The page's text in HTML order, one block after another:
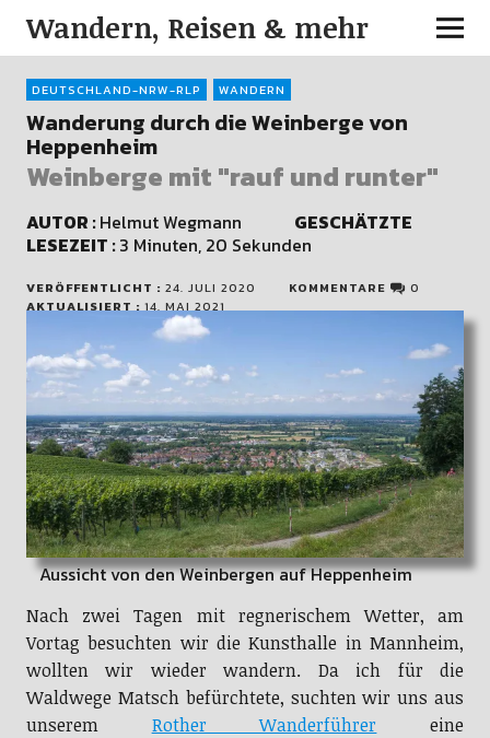
Wandern, Reisen & mehr
DEUTSCHLAND-NRW-RLP WANDERN
Wanderung durch die Weinberge von
Heppenheim
Weinberge mit "rauf und runter"
AUTOR :Helmut Wegmann GESCHÄTZTE
LESEZEIT :3 Minuten, 20 Sekunden
VERÖFFENTLICHT : 24. JULI 2020 KOMMENTARE
0
AKTUALISIERT : 14. MAI 2021
Aussicht von den Weinbergen auf Heppenheim
Nach zwei Tagen mit regnerischem Wetter, am
Vortag besuchten wir die Kunsthalle in Mannheim,
wollten wir wieder wandern. Da ich für die
Waldwege Matsch befürchtete, suchten wir uns aus
unserem Rother Wanderführer eine